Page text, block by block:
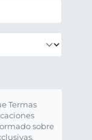
Termas
sobre